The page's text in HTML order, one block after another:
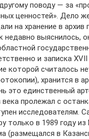
поводу — за
ценностей». Дело
на хранение в архив
недавно выяснилось,
и записка XVII
которой считалось
хранится в
это единственный
пролежал с
исследователям.
только в 1989 году
(размещался в